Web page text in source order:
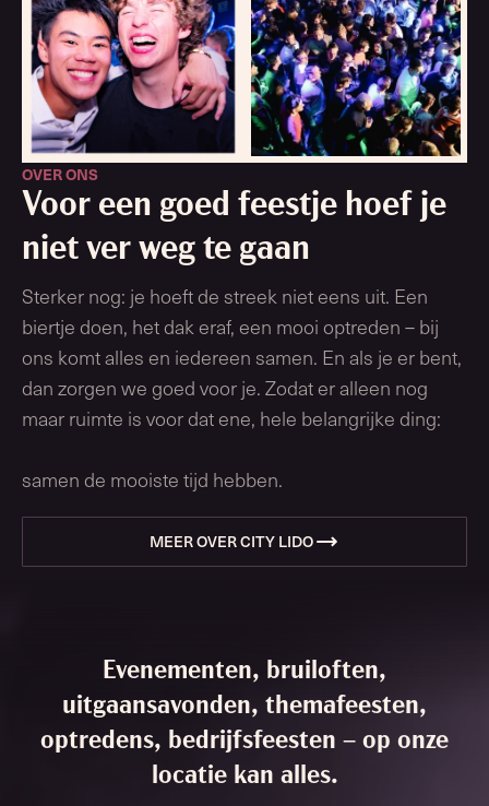
OVER ONS
Voor een goed feestje hoef je
niet ver weg te gaan
Sterker nog: je hoeft de streek niet eens uit. Een
biertje doen, het dak eraf, een mooi optreden – bij
ons komt alles en iedereen samen. En als je er bent,
dan zorgen we goed voor je. Zodat er alleen nog
maar ruimte is voor dat ene, hele belangrijke ding:
samen de mooiste tijd hebben.
MEER OVER CITY LIDO
Evenementen, bruiloften,
uitgaansavonden, themafeesten,
optredens, bedrijfsfeesten – op onze
locatie kan alles.